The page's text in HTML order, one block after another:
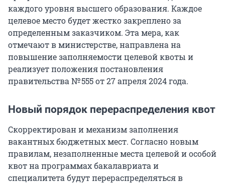
каждого уровня высшего образования. Каждое
целевое место будет жестко закреплено за
определенным заказчиком. Эта мера, как
отмечают в министерстве, направлена на
повышение заполняемости целевой квоты и
реализует положения постановления
правительства № 555 от 27 апреля 2024 года.
Новый порядок перераспределения квот
Скорректирован и механизм заполнения
вакантных бюджетных мест. Согласно новым
правилам, незаполненные места целевой и особой
квот на программах бакалавриата и
специалитета будут перераспределяться в